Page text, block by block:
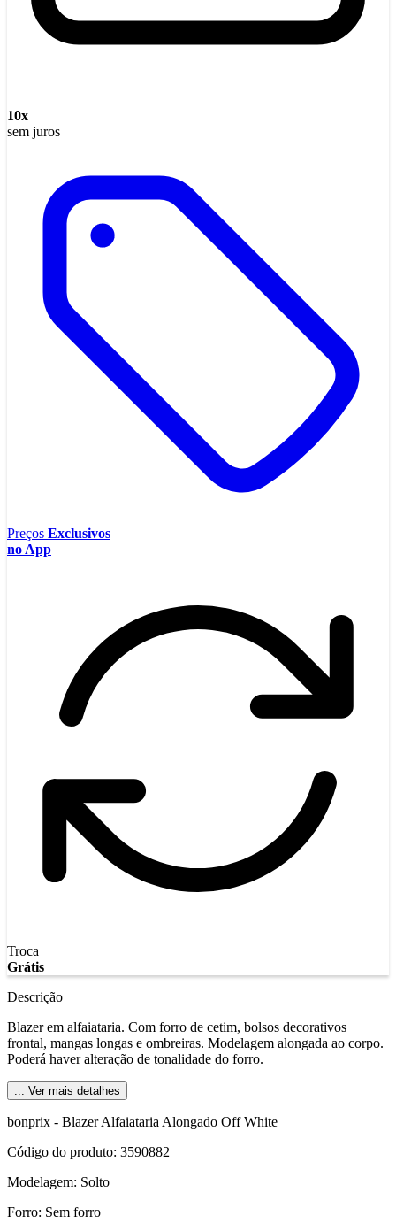
10x
sem juros
Preços Exclusivos
no App
Troca
Grátis
Descrição
Blazer em alfaiataria. Com forro de cetim, bolsos decorativos
frontal, mangas longas e ombreiras. Modelagem alongada ao corpo.
Poderá haver alteração de tonalidade do forro.
... Ver mais detalhes
bonprix - Blazer Alfaiataria Alongado Off White
Código do produto: 3590882
Modelagem: Solto
Forro: Sem forro